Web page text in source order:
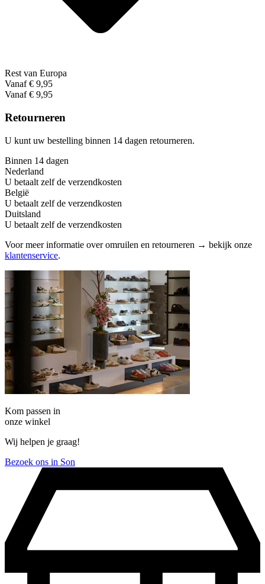
Rest van Europa
Vanaf € 9,95
Vanaf € 9,95
Retourneren
U kunt uw bestelling binnen 14 dagen retourneren.
Binnen 14 dagen
Nederland
U betaalt zelf de verzendkosten
België
U betaalt zelf de verzendkosten
Duitsland
U betaalt zelf de verzendkosten
Voor meer informatie over omruilen en retourneren → bekijk onze
klantenservice.
Kom passen in
onze winkel
Wij helpen je graag!
Bezoek ons in Son